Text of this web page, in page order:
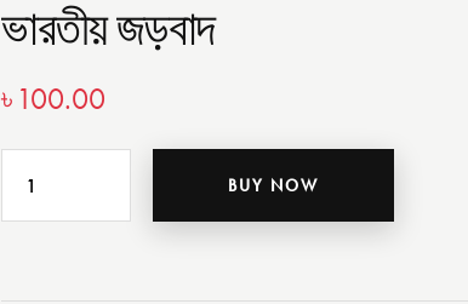
ভারতীয় জড়বাদ
৳ 100.00
BUY NOW